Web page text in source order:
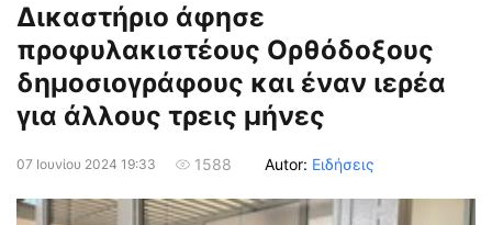
Δικαστήριο άφησε
προφυλακιστέους Ορθόδοξους
δημοσιογράφους και έναν ιερέα
για άλλους τρεις μήνες
07 Ιουνίου 2024 19:33 1588 Autor: Ειδήσεις